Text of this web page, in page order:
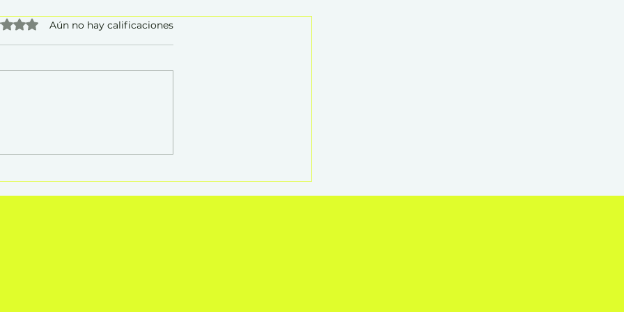
que aprendemos en el
trabajo
0 de 5 estrellas.
Aún no hay calificaciones